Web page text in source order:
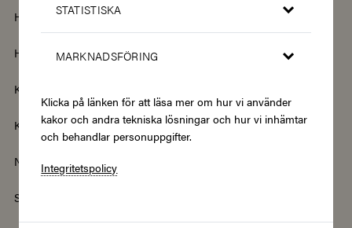
STATISTISKA
MARKNADSFÖRING
Klicka på länken för att läsa mer om hur vi använder
kakor och andra tekniska lösningar och hur vi inhämtar
och behandlar personuppgifter.
Integritetspolicy
Hem & Trädgård
Hotell & Resor Hållbarhet & Second Hand
Kläder & Accessoarer
Kurser Mat & Dryck
Nyheter
Skönhet & Hälsa